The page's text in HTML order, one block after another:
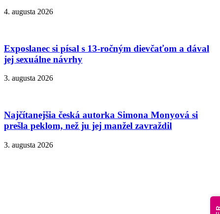
4. augusta 2026
Exposlanec si písal s 13-ročným dievčaťom a dával
jej sexuálne návrhy
3. augusta 2026
Najčítanejšia česká autorka Simona Monyová si
prešla peklom, než ju jej manžel zavraždil
3. augusta 2026